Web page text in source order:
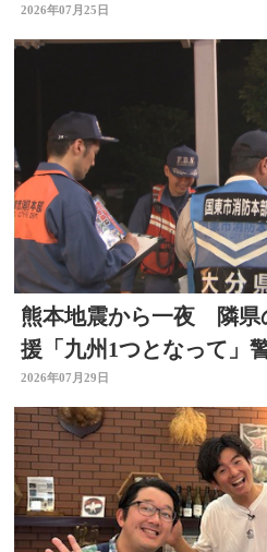
球大分大会】
2026年07月25日
熊本地震から一夜 隣県
援「九州1つとなって」
看護師、水道局など
2026年07月29日